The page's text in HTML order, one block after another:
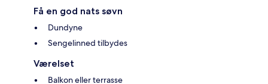
Få en god nats søvn
Dundyne
Sengelinned tilbydes
Værelset
Balkon eller terrasse